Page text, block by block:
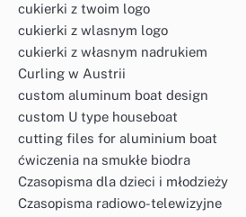
cukierki z twoim logo
cukierki z wlasnym logo
cukierki z własnym nadrukiem
Curling w Austrii
custom aluminum boat design
custom U type houseboat
cutting files for aluminium boat
ćwiczenia na smukłe biodra
Czasopisma dla dzieci i młodzieży
Czasopisma radiowo-telewizyjne